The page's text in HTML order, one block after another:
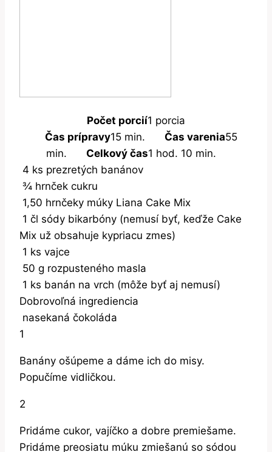
Počet porcií1 porcia
Čas prípravy15 min. Čas varenia55
min.
Celkový čas1 hod. 10 min.
4 ks prezretých banánov
¾ hrnček cukru
1,50 hrnčeky múky Liana Cake Mix
1 čl sódy bikarbóny (nemusí byť, keďže Cake
Mix už obsahuje kypriacu zmes)
1 ks vajce
50 g rozpusteného masla
1 ks banán na vrch (môže byť aj nemusí)
Dobrovoľná ingrediencia
nasekaná čokoláda
1
Banány ošúpeme a dáme ich do misy.
Popučíme vidličkou.
2
Pridáme cukor, vajíčko a dobre premiešame.
Pridáme preosiatu múku zmiešanú so sódou